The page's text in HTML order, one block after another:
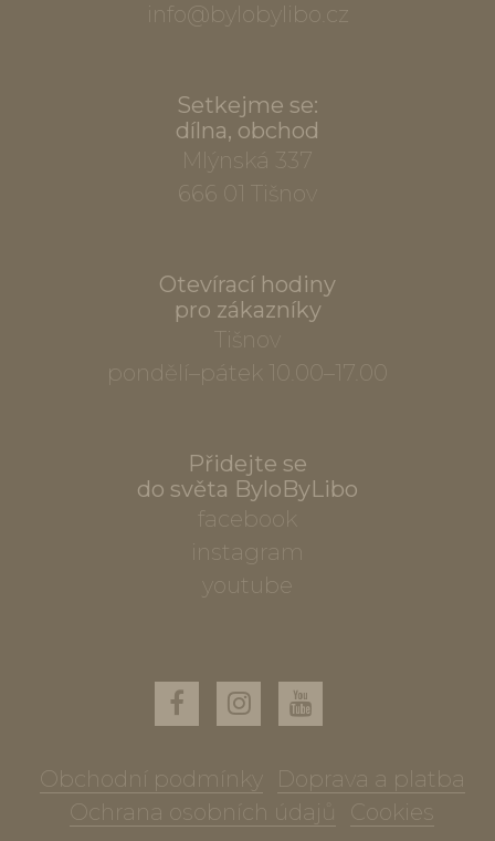
info@bylobylibo.cz
Setkejme se:
dílna, obchod
Mlýnská 337
666 01 Tišnov
Otevírací hodiny
pro zákazníky
Tišnov
pondělí–pátek 10.00–17.00
Přidejte se
do světa ByloByLibo
facebook
instagram
youtube
Obchodní podmínky
Doprava a platba
Ochrana osobních údajů
Cookies